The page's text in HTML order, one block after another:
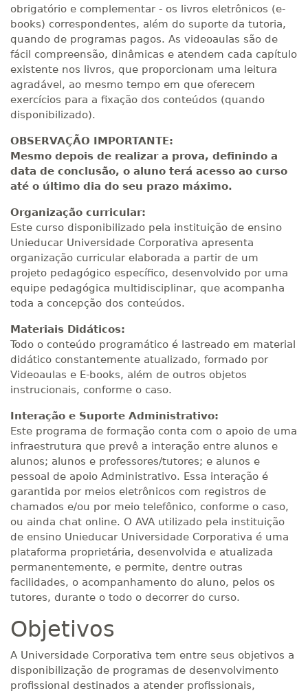
obrigatório e complementar - os livros eletrônicos (e-
books) correspondentes, além do suporte da tutoria,
quando de programas pagos. As videoaulas são de
fácil compreensão, dinâmicas e atendem cada capítulo
existente nos livros, que proporcionam uma leitura
agradável, ao mesmo tempo em que oferecem
exercícios para a fixação dos conteúdos (quando
disponibilizado).
OBSERVAÇÃO IMPORTANTE:
Mesmo depois de realizar a prova, definindo a
data de conclusão, o aluno terá acesso ao curso
até o último dia do seu prazo máximo.
Organização curricular:
Este curso disponibilizado pela instituição de ensino
Unieducar Universidade Corporativa apresenta
organização curricular elaborada a partir de um
projeto pedagógico específico, desenvolvido por uma
equipe pedagógica multidisciplinar, que acompanha
toda a concepção dos conteúdos.
Materiais Didáticos:
Todo o conteúdo programático é lastreado em material
didático constantemente atualizado, formado por
Videoaulas e E-books, além de outros objetos
instrucionais, conforme o caso.
Interação e Suporte Administrativo:
Este programa de formação conta com o apoio de uma
infraestrutura que prevê a interação entre alunos e
alunos; alunos e professores/tutores; e alunos e
pessoal de apoio Administrativo. Essa interação é
garantida por meios eletrônicos com registros de
chamados e/ou por meio telefônico, conforme o caso,
ou ainda chat online. O AVA utilizado pela instituição
de ensino Unieducar Universidade Corporativa é uma
plataforma proprietária, desenvolvida e atualizada
permanentemente, e permite, dentre outras
facilidades, o acompanhamento do aluno, pelos os
tutores, durante o todo o decorrer do curso.
Objetivos
A Universidade Corporativa tem entre seus objetivos a
disponibilização de programas de desenvolvimento
profissional destinados a atender profissionais,